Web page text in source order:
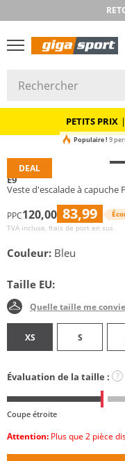
PETITS PRIX |
DEAL
Populaire ! 9
E9
Veste d'escalade à capuche
PPC120,00 83,99
TVA incluse, frais de port en sus
Couleur: Bleu
Taille EU:
Quelle taille me
XS S
Évaluation de la taille : ?
Coupe étroite
Attention: Plus que 2 pièce